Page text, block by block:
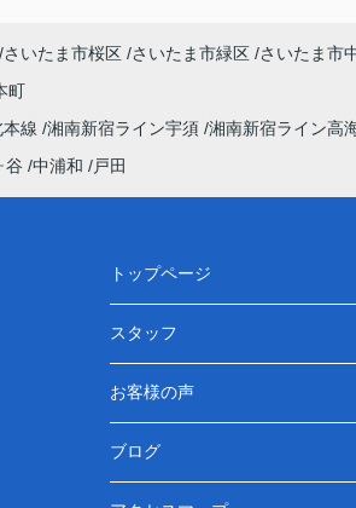
さいたま市桜区 さいたま市緑区
さいたま市
町
線 湘南新宿ライン宇須 湘南新宿ライン高
谷 中浦和 戸田
トップページ
スタッフ
お客様の声
ブログ